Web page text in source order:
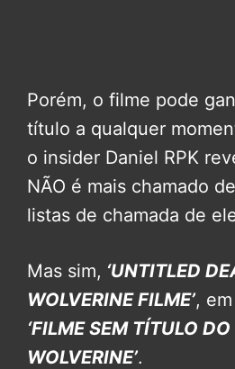
Porém, o filme pode
título a qualquer
o insider Daniel RPK
NÃO é mais chamado
listas de chamada de
Mas sim, ‘UNTITLED
WOLVERINE FILME’,
‘FILME SEM TÍTULO
WOLVERINE’.